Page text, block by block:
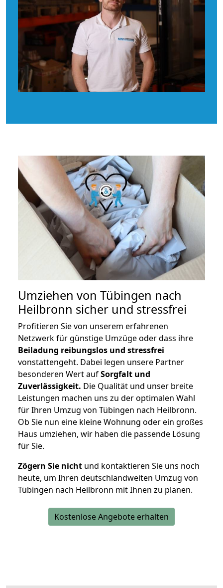
Umziehen von Tübingen nach
Heilbronn sicher und stressfrei
Profitieren Sie von unserem erfahrenen
Netzwerk für günstige Umzüge oder dass ihre
Beiladung reibungslos und stressfrei
vonstattengeht. Dabei legen unsere Partner
besonderen Wert aufSorgfalt und
Zuverlässigkeit. Die Qualität und unser breite
Leistungen machen uns zu der optimalen Wahl
für Ihren Umzug von Tübingen nach Heilbronn.
Ob Sie nun eine kleine Wohnung oder ein großes
Haus umziehen, wir haben die passende Lösung
für Sie.
Zögern Sie nicht und kontaktieren Sie uns noch
heute, um Ihren deutschlandweiten Umzug von
Tübingen nach Heilbronn mit Ihnen zu planen.
Kostenlose Angebote erhalten